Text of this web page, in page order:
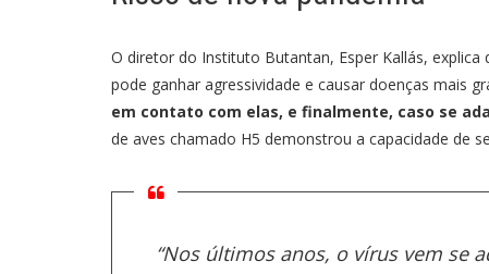
O diretor do Instituto Butantan, Esper Kallás,
pode ganhar agressividade e causar doenças mais
em contato com elas, e finalmente, caso se
de aves chamado H5 demonstrou a capacidade de
“Nos últimos anos, o vírus vem se